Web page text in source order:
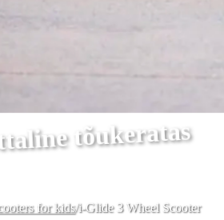
tõukeratas
for kids/i-Glide 3 Wheel Scooter